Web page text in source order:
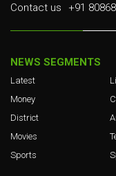
Contact us +91
NEWS SEGMENTS
Latest
Money
District
Movies
Sports